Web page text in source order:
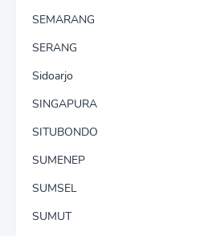
SEMARANG
SERANG
Sidoarjo
SINGAPURA
SITUBONDO
SUMENEP
SUMSEL
SUMUT